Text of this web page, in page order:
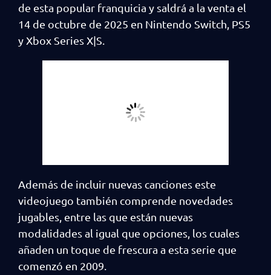
de esta popular franquicia y saldrá a la venta el
14 de octubre de 2025 en Nintendo Switch, PS5
y Xbox Series X|S.
Además de incluir nuevas canciones este
videojuego también comprende novedades
jugables, entre las que están nuevas
modalidades al igual que opciones, los cuales
añaden un toque de frescura a esta serie que
comenzó en 2009.